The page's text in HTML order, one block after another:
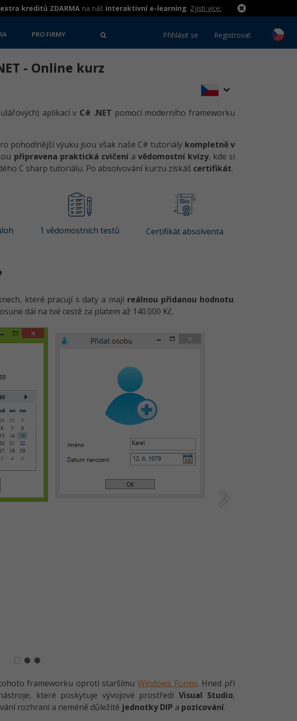
kreditů ZDARMA na náš interaktivní e-learning. Zjisti více:
PRO FIRMY Přihlásit se Registrovat
- Online kurz
aplikací v C# .NET pomocí moderního frameworku
pohodlnější výuku jsou však naše C# tutoriály kompletně v
připravena praktická cvičenía vědomostní kvízy, kde si
C sharp tutoriálu. Po absolvování kurzu získáš certifikát.
1 vědomostních testů Certifikát absolventa
které pracují s daty a mají reálnou přidanou hodnotu.
dál na tvé cestě za platem až 140.000 Kč.
frameworku oproti staršímuWindows Forms. Hned při
které poskytuje vývojové prostředí Visual Studio,
rozhraní a neméně důležité jednotky DIP a pozicování.